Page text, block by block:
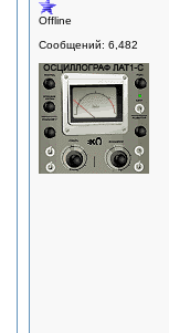
Offline
Сообщений: 6,482